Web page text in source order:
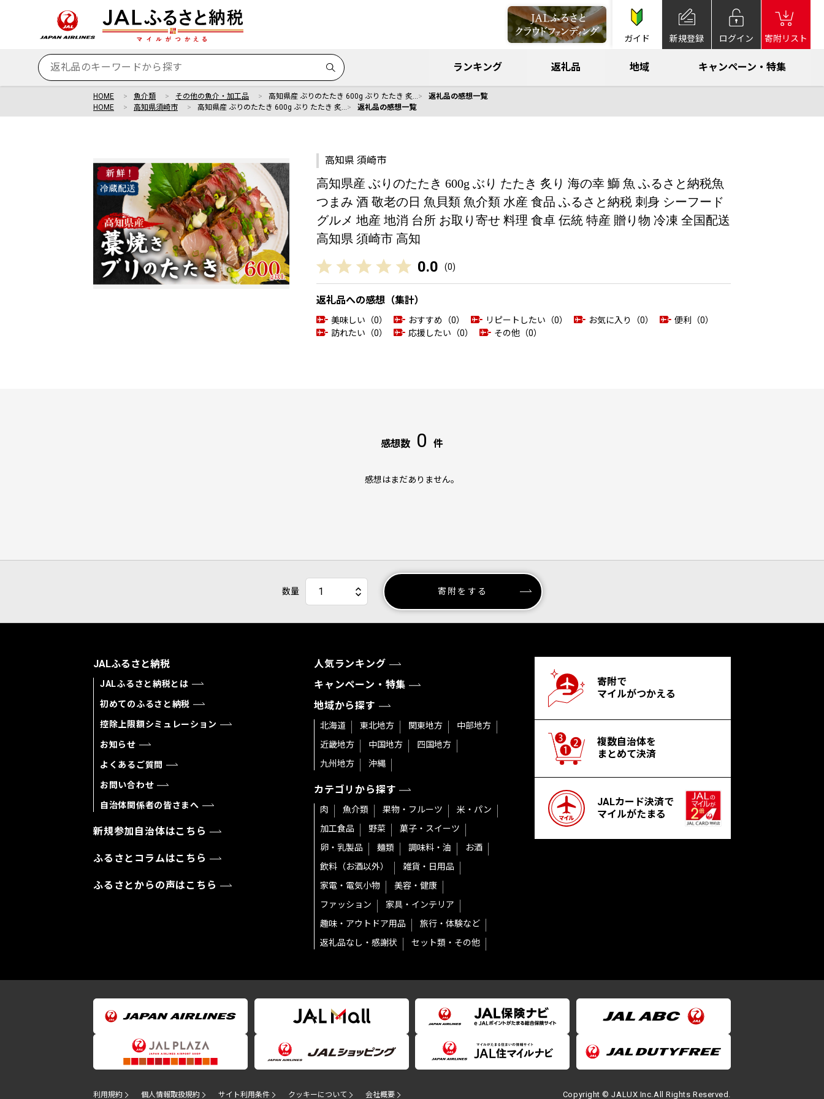
ガイド 新規登録 ログイン 寄附リスト
ランキング 返礼品 地域 キャンペーン・特集
HOME 魚介類 その他の魚介・加工品 高知県産 ぶりのたたき 600g ぶり たたき 炙…
返礼品の感想一覧
HOME
高知県須崎市 高知県産 ぶりのたたき 600g ぶり たたき 炙… 返礼品の感想一覧
高知県 須崎市
高知県産 ぶりのたたき 600g ぶり たたき 炙り 海の幸 鰤 魚 ふるさと納税魚
つまみ 酒 敬老の日 魚貝類 魚介類 水産 食品 ふるさと納税 刺身 シーフード
グルメ 地産 地消 台所 お取り寄せ 料理 食卓 伝統 特産 贈り物 冷凍 全国配送
高知県 須崎市 高知
0.0 (0)
返礼品への感想（集計）
美味しい（0） おすすめ（0） リピートしたい（0） お気に入り（0）
便利（0）
訪れたい（0）
応援したい（0） その他（0）
感想数 0 件
感想はまだありません。
数量 寄附をする
JALふるさと納税
JALふるさと納税とは
初めてのふるさと納税
控除上限額シミュレーション
お知らせ
よくあるご質問
お問い合わせ
自治体関係者の皆さまへ
新規参加自治体はこちら
ふるさとコラムはこちら
ふるさとからの声はこちら
人気ランキング
キャンペーン・特集
地域から探す
北海道 東北地方 関東地方
中部地方
近畿地方
中国地方
四国地方
九州地方
沖縄
カテゴリから探す
肉 魚介類 果物・フルーツ
米・パン
加工食品
野菜
菓子・スイーツ
卵・乳製品
麺類 調味料・油
お酒
飲料（お酒以外）
雑貨・日用品
家電・電気小物
美容・健康
ファッション
家具・インテリア
趣味・アウトドア用品
旅行・体験など
返礼品なし・感謝状
セット類・その他
寄附で
マイルがつかえる
複数自治体を
まとめて決済
JALカード決済で
マイルがたまる
利用規約 個人情報取扱規約 サイト利用条件 クッキーについて 会社概要 Copyright © JALUX Inc.All Rights Reserved.